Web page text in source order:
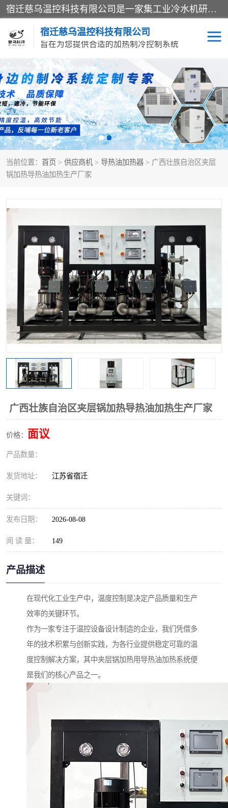
宿迁慈乌温控科技有限公司是一家集工业冷水机研发、制造、营销、服务于一体的技术生产型企业，经营范围包括：冷水机、螺杆式冷水机组、工业冷水机、水冷式冷水机、风冷式冷水机组、风冷螺杆式冷冻机组、冷冻机、注塑专用冷水机、混泥土专用冷水机、低温防爆冷水机组等。专业温控设备供应商 模温机/冷水机/导热油炉定制服务等
宿迁慈乌温控科技有限公司
旨在为您提供合适的加热制冷控制系统
当前位置： 首页 > 供应商机 > 导热油加热器 > 广西壮族自治区夹层
锅加热导热油加热生产厂家
广西壮族自治区夹层锅加热导热油加热生产厂家
价格： 面议
产品数量：
发货地址： 江苏省宿迁
关键词：
发布日期： 2026-08-08
阅 读 量： 149
产品描述
在现代化工业生产中，温度控制是决定产品质量和生产
效率的关键环节。
作为一家专注于温控设备设计制造的企业，我们凭借多
年的技术积累与创新实践，为各行业提供稳定可靠的温
度控制解决方案，其中夹层锅加热用导热油加热系统便
是我们的核心产品之一。
冷水机 模温机
导热油加热器